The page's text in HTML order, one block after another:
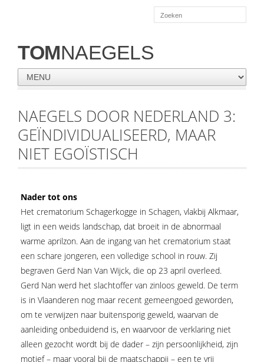
TOMNAEGELS
NAEGELS DOOR NEDERLAND 3:
GEÏNDIVIDUALISEERD, MAAR
NIET EGOÏSTISCH
Nader tot ons
Het crematorium Schagerkogge in Schagen, vlakbij Alkmaar,
ligt in een weids landschap, dat broeit in de abnormaal
warme aprilzon. Aan de ingang van het crematorium staat
een schare jongeren, een volledige school in rouw. Zij
begraven Gerd Nan Van Wijck, die op 23 april overleed.
Gerd Nan werd het slachtoffer van zinloos geweld. De term
is in Vlaanderen nog maar recent gemeengoed geworden,
om te verwijzen naar buitensporig geweld, waarvan de
aanleiding onbeduidend is, en waarvoor de verklaring niet
alleen gezocht wordt bij de dader – zijn persoonlijkheid, zijn
motief – maar vooral bij de maatschappij – een te vrij